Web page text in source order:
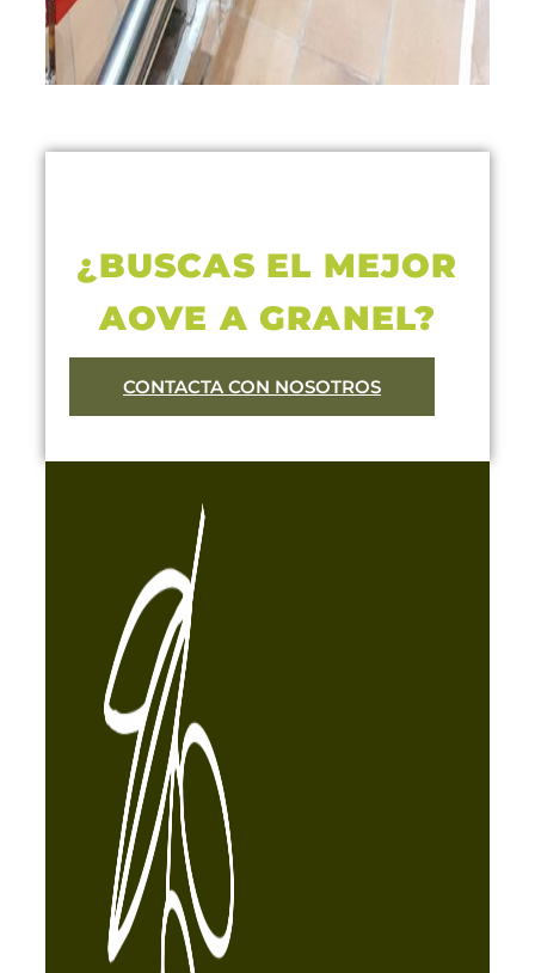
¿BUSCAS EL MEJOR
AOVE A GRANEL?
CONTACTA CON NOSOTROS